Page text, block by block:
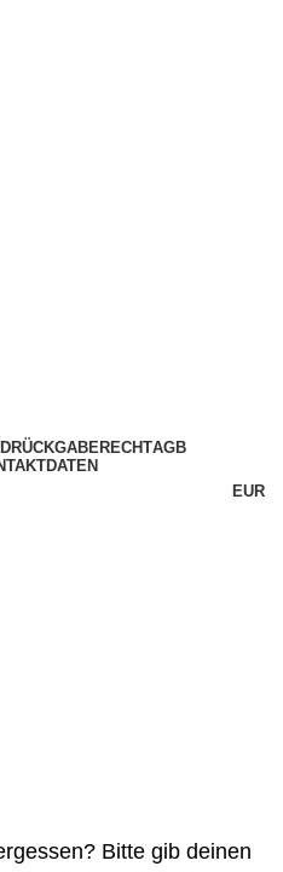
RÜCKGABERECHTAGB
EUR
Bitte gib deinen